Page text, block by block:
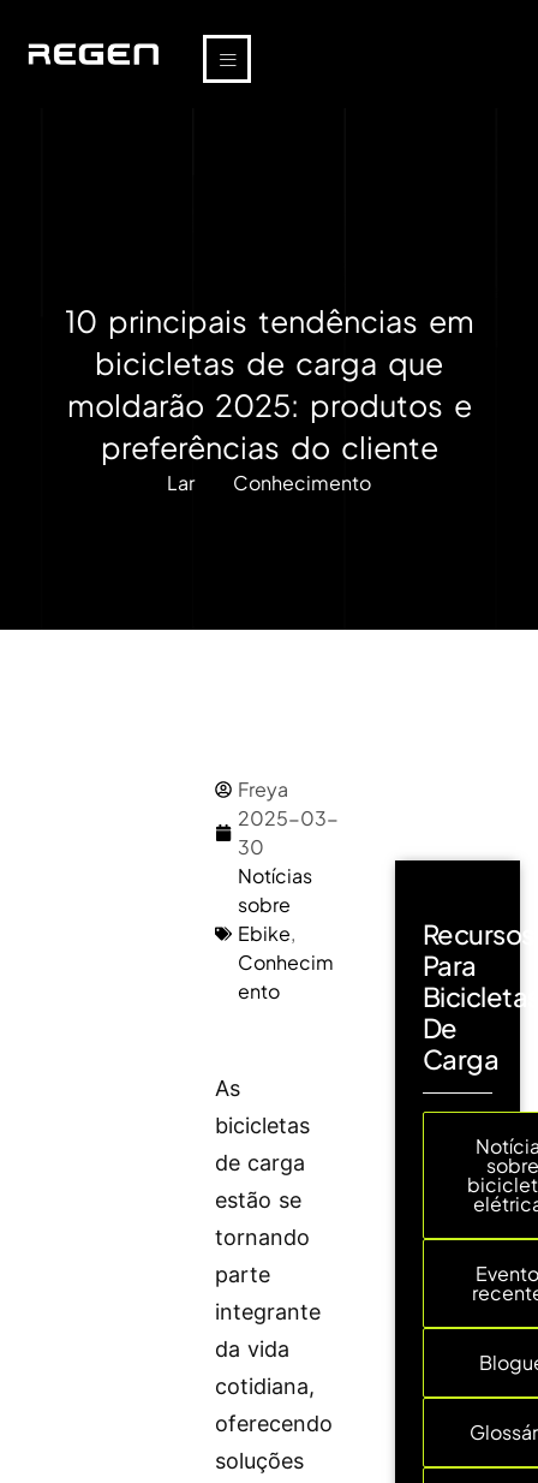
10 principais tendências em
bicicletas de carga que
moldarão 2025: produtos e
preferências do cliente
Lar Conhecimento
Freya
2025-03-
30
Notícias
sobre
Ebike,
Conhecim
ento
As
bicicletas
de carga
estão se
tornando
parte
integrante
da vida
cotidiana,
oferecendo
soluções
Recursos
Para
De
Carga
sobre